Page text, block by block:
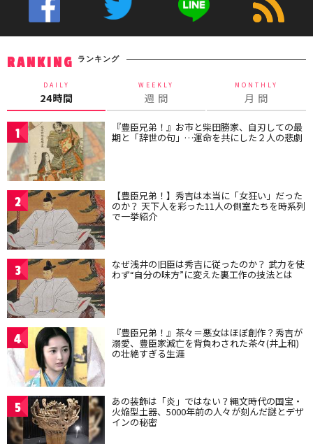
RANKING ランキング
DAILY
24時間
WEEKLY
週 間
MONTHLY
月 間
1 『豊臣兄弟！』お市と柴田勝家、自刃しての最
期と「辞世の句」…運命を共にした２人の悲劇
2 【豊臣兄弟！】秀吉は本当に「女狂い」だった
のか？ 天下人を彩った11人の側室たちを時系列
で一挙紹介
3 なぜ浅井の旧臣は秀吉に従ったのか？ 武力を使
わず“自分の味方”に変えた裏工作の技法とは
4 『豊臣兄弟！』茶々＝悪女はほぼ創作？秀吉が
溺愛、豊臣家滅亡を背負わされた茶々(井上和)
の壮絶すぎる生涯
5 あの装飾は「炎」ではない？縄文時代の国宝・
火焔型土器、5000年前の人々が刻んだ謎とデザ
インの秘密